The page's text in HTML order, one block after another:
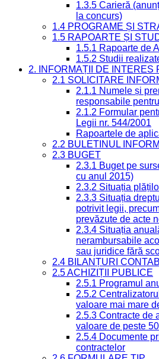
1.3.5 Carieră
la concurs)
1.4 PROGRAME ȘI
1.5 RAPOARTE ȘI
1.5.1 Rapoarte de
1.5.2 Studii
2. INFORMAȚII DE INTERES
2.1 SOLICITARE
2.1.1 Numele și
responsabile
2.1.2 Formular
Legii nr. 544/2001
Rapoartele de
2.2 BULETINUL
2.3 BUGET
2.3.1 Buget pe
cu anul 2015)
2.3.2 Situația
2.3.3 Situația
potrivit legii,
prevăzute de acte
2.3.4 Situația
nerambursabile
sau juridice fără
2.4 BILANȚURI
2.5 ACHIZIȚII PUBLICE
2.5.1 Programul
2.5.2
valoare mai mare
2.5.3 Contracte de
valoare de peste
2.5.4 Documente
contractelor